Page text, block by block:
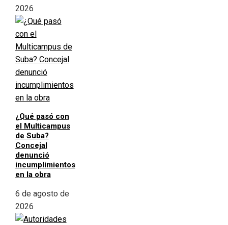
2026
¿Qué pasó con
el Multicampus
de Suba?
Concejal
denunció
incumplimientos
en la obra
6 de agosto de
2026